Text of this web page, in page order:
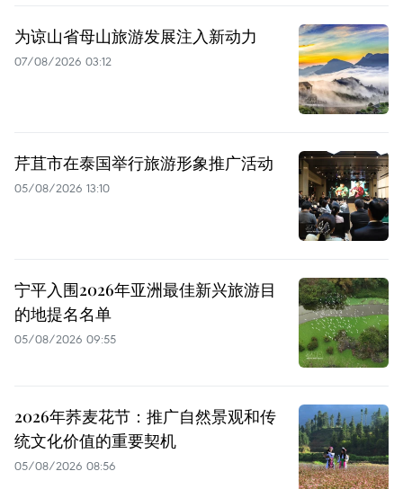
为谅山省母山旅游发展注入新动力
07/08/2026 03:12
芹苴市在泰国举行旅游形象推广活动
05/08/2026 13:10
宁平入围2026年亚洲最佳新兴旅游目
的地提名名单
05/08/2026 09:55
2026年荞麦花节：推广自然景观和传
统文化价值的重要契机
05/08/2026 08:56